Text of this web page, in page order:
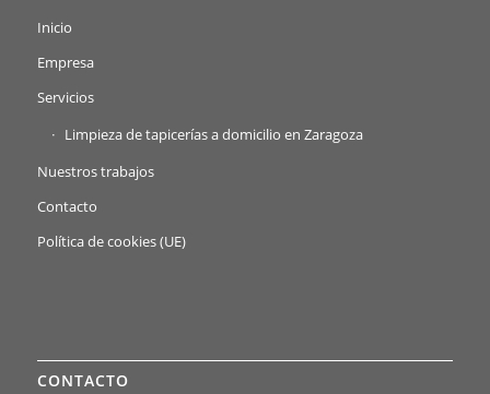
Inicio
Empresa
Servicios
Limpieza de tapicerías a domicilio en Zaragoza
Nuestros trabajos
Contacto
Política de cookies (UE)
CONTACTO